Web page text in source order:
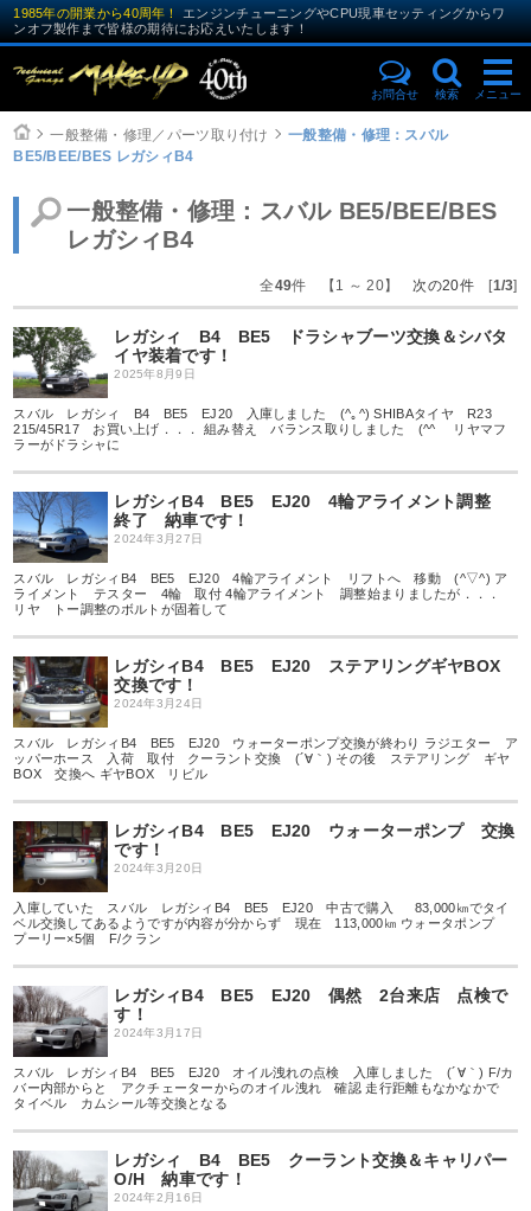
1985年の開業から40周年！
エンジンチューニングやCPU現車セッティングからワ
ンオフ製作まで皆様の期待にお応えいたします！
お問合せ 検索 メニュー
一般整備・修理／パーツ取り付け
一般整備・修理：スバル
BE5/BEE/BES レガシィB4
一般整備・修理：スバル BE5/BEE/BES
レガシィB4
全49件 【1 ～ 20】 次の20件[1/3]
レガシィ B4 BE5 ドラシャブーツ交換＆シバタ
イヤ装着です！
2025年8月9日
スバル レガシィ B4 BE5 EJ20 入庫しました (^｡^) SHIBAタイヤ R23
215/45R17 お買い上げ．．． 組み替え バランス取りしました (^^ゞ リヤマフ
ラーがドラシャに
レガシィB4 BE5 EJ20 4輪アライメント調整
終了 納車です！
2024年3月27日
スバル レガシィB4 BE5 EJ20 4輪アライメント リフトへ 移動 (^▽^) ア
ライメント テスター 4輪 取付 4輪アライメント 調整始まりましたが．．．
リヤ トー調整のボルトが固着して
レガシィB4 BE5 EJ20 ステアリングギヤBOX
交換です！
2024年3月24日
スバル レガシィB4 BE5 EJ20 ウォーターポンプ交換が終わり ラジエター ア
ッパーホース 入荷 取付 クーラント交換 (´∀｀) その後 ステアリング ギヤ
BOX 交換へ ギヤBOX リビル
レガシィB4 BE5 EJ20 ウォーターポンプ 交換
です！
2024年3月20日
入庫していた スバル レガシィB4 BE5 EJ20 中古で購入 83,000㎞でタイ
ベル交換してあるようですが内容が分からず 現在 113,000㎞ ウォータポンプ
プーリー×5個 F/クラン
レガシィB4 BE5 EJ20 偶然 2台来店 点検で
す！
2024年3月17日
スバル レガシィB4 BE5 EJ20 オイル洩れの点検 入庫しました (´∀｀) F/カ
バー内部からと アクチェーターからのオイル洩れ 確認 走行距離もなかなかで
タイベル カムシール等交換となる
レガシィ B4 BE5 クーラント交換＆キャリパー
O/H 納車です！
2024年2月16日